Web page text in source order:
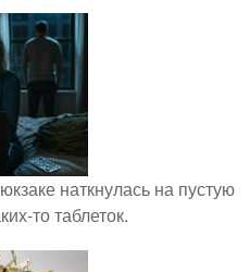
наткнулась на пустую
то таблеток.